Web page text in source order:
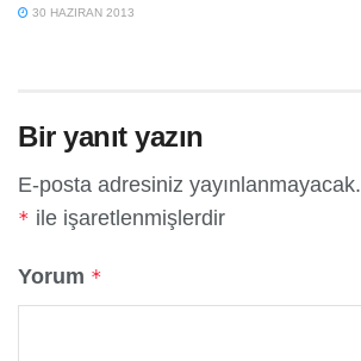
30 HAZIRAN 2013
Bir yanıt yazın
E-posta adresiniz yayınlanmayacak.
* ile işaretlenmişlerdir
Yorum *